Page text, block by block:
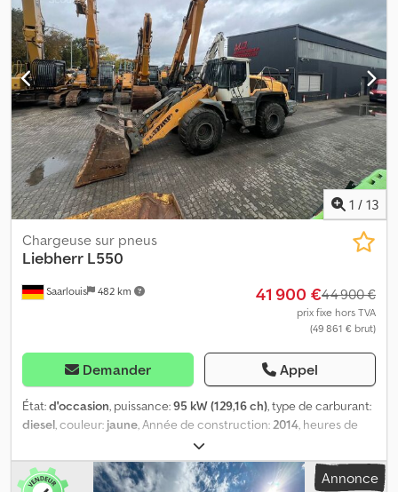
1 / 13
Saarlouis 482 km
Chargeuse sur pneus
Liebherr L550
41 900 €44 900 €
prix fixe hors TVA
(49 861 € brut)
Demander Appel
État:d'occasion, puissance:95 kW (129,16 ch), type de carburant:
diesel , couleur: jaune , Année de construction: 2014 , heures de
, Nombre de cylindres: 4 Poids à vide:
20.500 kg Dkjdpfeyc Uwnjx Apyjr Marque moteur: Liebherr
Annonce